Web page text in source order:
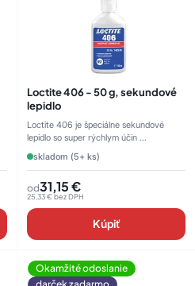
Loctite 406 - 50 g, sekundové
lepidlo
Loctite 406 je špeciálne sekundové
lepidlo so super rýchlym účin ...
skladom (5+ ks)
od31,15€
25,33€bez DPH
Kúpiť
Okamžité odoslanie